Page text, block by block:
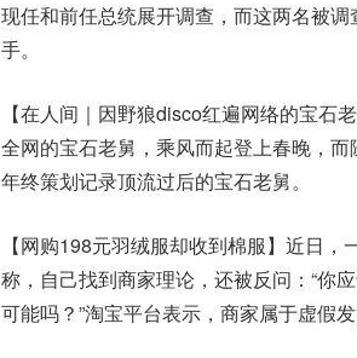
现任和前任总统展开调查，而这两名被
手。
【在人间｜因野狼disco红遍网络的宝石
全网的宝石老舅，乘风而起登上春晚，
年终策划记录顶流过后的宝石老舅。
【网购198元羽绒服却收到棉服】近日
称，自己找到商家理论，还被反问：“你
可能吗？”淘宝平台表示，商家属于虚假发